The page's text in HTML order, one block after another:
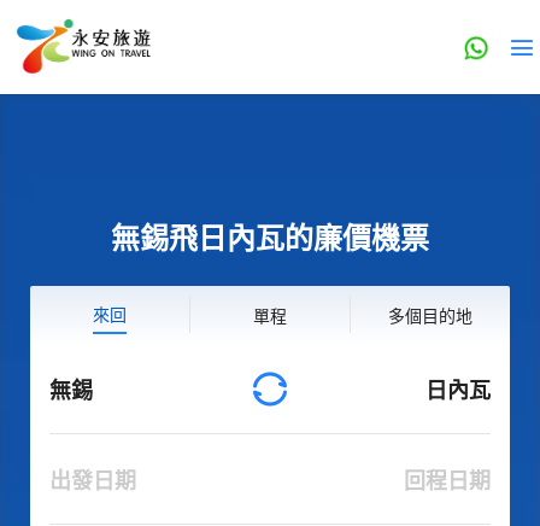
無錫飛日內瓦的廉價機票
來回 單程 多個目的地
無錫 日內瓦
出發日期 回程日期